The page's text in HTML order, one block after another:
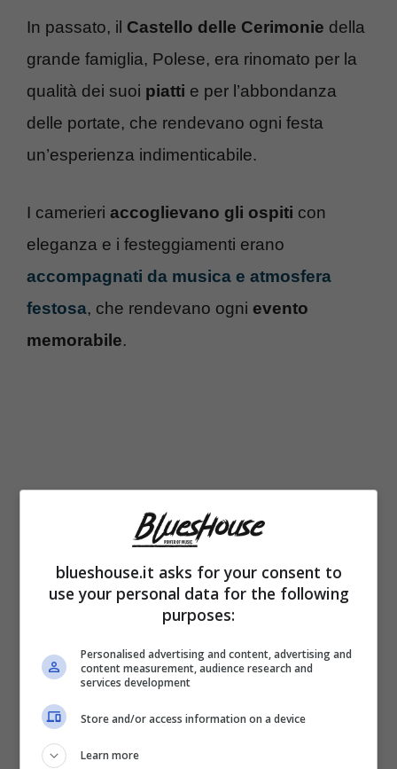
In passato, il Castello delle Cerimonie della
grande famiglia, Polese, era rinomato per la
qualità dei suoi piatti e per l’abbondanza
delle portate, che rendevano ogni festa
un’esperienza indimenticabile.
I camerieri accoglievano gli ospiti con
eleganza e i festeggiamenti erano
accompagnati da musica e atmosfera
festosa, che rendevano ogni evento
memorabile.
testimonianze degli ospiti: perché
piovono disdette improvvise
Lerecensioni
blueshouse.it asks for your consent to
use your personal data for the following
purposes:
Personalised advertising and content, advertising and
content measurement, audience research and
services development
Store and/or access information on a device
Learn more